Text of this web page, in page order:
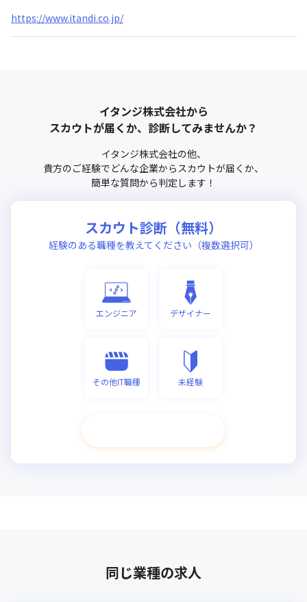
https://www.itandi.co.jp/
イタンジ株式会社から
スカウトが届くか、診断してみませんか？
イタンジ株式会社の他、
貴方のご経験でどんな企業からスカウトが届くか、
簡単な質問から判定します！
スカウト診断（無料）
経験のある職種を教えてください（複数選択可）
エンジニア デザイナー
その他IT職種 未経験
同じ業種の求人